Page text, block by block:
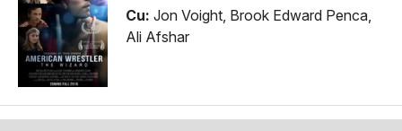
Cu: Jon Voight, Brook Edward Penca,
Ali Afshar